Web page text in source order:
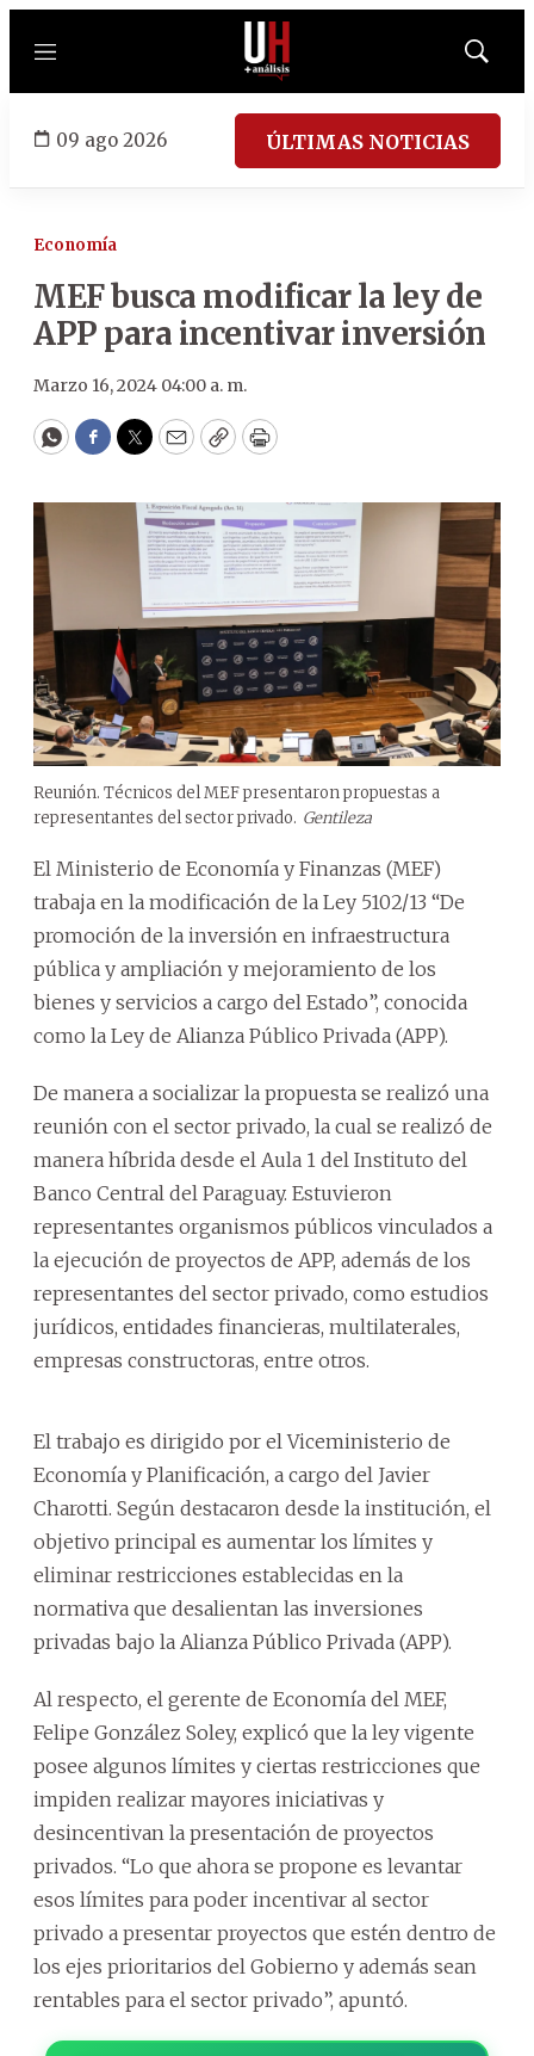
Menú
Mostrar
09 ago 2026 ÚLTIMAS NOTICIAS
Economía
MEF busca modificar la ley de
APP para incentivar inversión
Marzo 16, 2024 04:00 a. m.
WhatsApp
Facebook
Twitter
EmailCopyPrint
Reunión. Técnicos del MEF presentaron propuestas a
representantes del sector privado. Gentileza
El Ministerio de Economía y Finanzas (MEF)
trabaja en la modificación de la Ley 5102/13 “De
promoción de la inversión en infraestructura
pública y ampliación y mejoramiento de los
bienes y servicios a cargo del Estado”, conocida
como la Ley de Alianza Público Privada (APP).
De manera a socializar la propuesta se realizó una
reunión con el sector privado, la cual se realizó de
manera híbrida desde el Aula 1 del Instituto del
Banco Central del Paraguay. Estuvieron
representantes organismos públicos vinculados a
la ejecución de proyectos de APP, además de los
representantes del sector privado, como estudios
jurídicos, entidades financieras, multilaterales,
empresas constructoras, entre otros.
El trabajo es dirigido por el Viceministerio de
Economía y Planificación, a cargo del Javier
Charotti. Según destacaron desde la institución, el
objetivo principal es aumentar los límites y
eliminar restricciones establecidas en la
normativa que desalientan las inversiones
privadas bajo la Alianza Público Privada (APP).
Al respecto, el gerente de Economía del MEF,
Felipe González Soley, explicó que la ley vigente
posee algunos límites y ciertas restricciones que
impiden realizar mayores iniciativas y
desincentivan la presentación de proyectos
privados. “Lo que ahora se propone es levantar
esos límites para poder incentivar al sector
privado a presentar proyectos que estén dentro de
los ejes prioritarios del Gobierno y además sean
rentables para el sector privado”, apuntó.